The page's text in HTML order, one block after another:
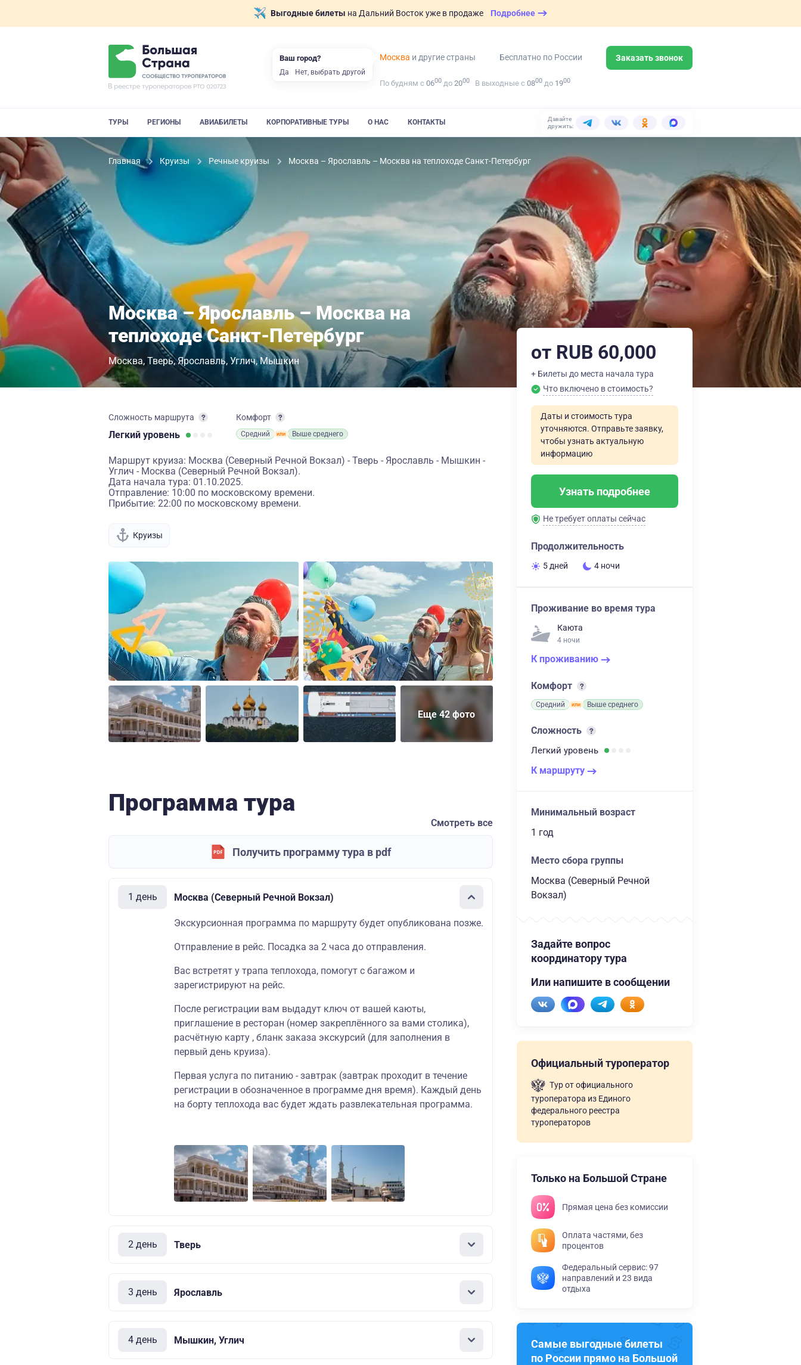
Выгодные билеты на Дальний Восток уже в продаже Подробнее
Москва и другие страны Бесплатно по России Заказать звонок
По будням с 0600 до 2000 В выходные с 0800 до 1900
ТУРЫ РЕГИОНЫ АВИАБИЛЕТЫ КОРПОРАТИВНЫЕ ТУРЫ О НАС КОНТАКТЫ
Давайте
дружить:
Главная Круизы Речные круизы Москва – Ярославль – Москва на теплоходе Санкт-Петербург
Москва – Ярославль – Москва на
теплоходе Санкт-Петербург
Москва Тверь Ярославль Углич Мышкин
Сложность маршрута
Легкий уровень
Комфорт
Средний Выше среднего
Маршрут круиза: Москва (Северный Речной Вокзал) - Тверь - Ярославль - Мышкин -
Углич - Москва (Северный Речной Вокзал).
Дата начала тура: 01.10.2025.
Отправление: 10:00 по московскому времени.
Прибытие: 22:00 по московскому времени.
Круизы
Еще 42 фото
Программа тура
Смотреть все
Получить программу тура в pdf
1 день Москва (Северный Речной Вокзал)
Экскурсионная программа по маршруту будет опубликована позже.
Отправление в рейс. Посадка за 2 часа до отправления.
Вас встретят у трапа теплохода, помогут с багажом и
зарегистрируют на рейс.
После регистрации вам выдадут ключ от вашей каюты,
приглашение в ресторан (номер закреплённого за вами столика),
расчётную карту , бланк заказа экскурсий (для заполнения в
первый день круиза).
Первая услуга по питанию - завтрак (завтрак проходит в течение
регистрации в обозначенное в программе дня время). Каждый день
на борту теплохода вас будет ждать развлекательная программа.
2 день Тверь
3 день Ярославль
4 день Мышкин, Углич
от RUB 60,000
+ Билеты до места начала тура
Что включено в стоимость?
Даты и стоимость тура
уточняются. Отправьте заявку,
чтобы узнать актуальную
информацию
Узнать подробнее
Не требует оплаты сейчас
Продолжительность
5 дней 4 ночи
Проживание во время тура
Каюта
4 ночи
К проживанию
Комфорт
Средний Выше среднего
Сложность
Легкий уровень
К маршруту
Минимальный возраст
1 год
Место сбора группы
Москва (Северный Речной
Вокзал)
Задайте вопрос
координатору тура
Или напишите в сообщении
Официальный туроператор
Тур от официального
туроператора из Единого
федерального реестра
туроператоров
Только на Большой Стране
Прямая цена без комиссии
Оплата частями, без
процентов
Федеральный сервис: 97
направлений и 23 вида
отдыха
Самые выгодные билеты
по России прямо на Большой
Ваш город?
Да Нет, выбрать другой